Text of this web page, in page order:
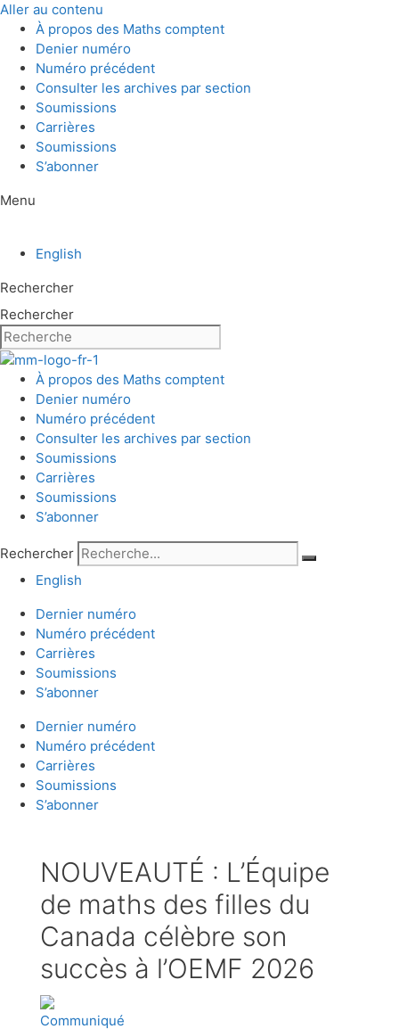
Aller au contenu
À propos des Maths comptent
Denier numéro
Numéro précédent
Consulter les archives par section
Soumissions
Carrières
Soumissions
S’abonner
Menu
English
Rechercher
Rechercher
À propos des Maths comptent
Denier numéro
Numéro précédent
Consulter les archives par section
Soumissions
Carrières
Soumissions
S’abonner
Rechercher
English
Dernier numéro
Numéro précédent
Carrières
Soumissions
S’abonner
Dernier numéro
Numéro précédent
Carrières
Soumissions
S’abonner
NOUVEAUTÉ : L’Équipe
de maths des filles du
Canada célèbre son
succès à l’OEMF 2026
Communiqué